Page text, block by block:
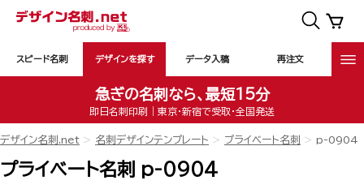
スピード名刺 デザインを探す データ入稿 再注文
急ぎの名刺なら、最短15分
即日名刺印刷｜東京・新宿で受取・全国発送
デザイン名刺.net 名刺デザインテンプレート プライベート名刺 p-0904
プライベート名刺 p-0904